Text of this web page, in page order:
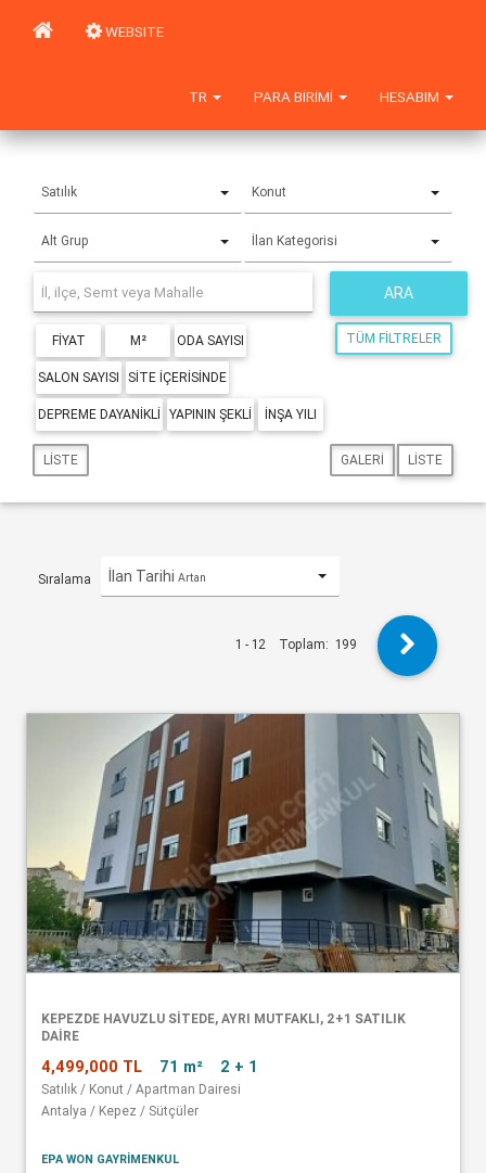
WEBSITE
HESABIM
PARA BIRIMI
TR
Satılık Konut
Alt Grup İlan Kategorisi
ARA
FIYAT M² ODA SAYISI
SALON SAYISI SITE IÇERISINDE
DEPREME DAYANIKLI YAPININ ŞEKLI İNŞA YILI
TÜM FILTRELER
LISTE GALERI LISTE
Sıralama İlan Tarihi Artan
1 - 12 Toplam: 199
KEPEZDE HAVUZLU SITEDE, AYRI MUTFAKLI, 2+1 SATILIK
DAIRE
4,499,000 TL 71 m² 2 + 1
Satılık / Konut / Apartman Dairesi
Antalya / Kepez / Sütçüler
EPA WON GAYRİMENKUL